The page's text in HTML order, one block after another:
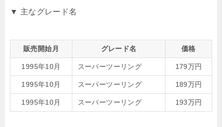
▼ 主なグレード名
販売開始月 グレード名 価格
1995年10月 スーパーツーリング 179万円
1995年10月 スーパーツーリング 189万円
1995年10月 スーパーツーリング 193万円